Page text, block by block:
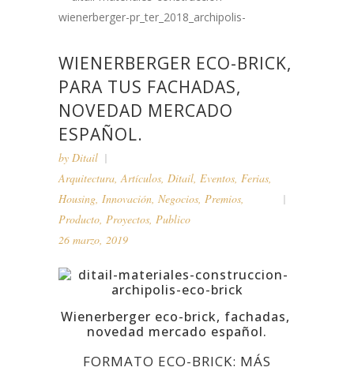
WIENERBERGER ECO-BRICK,
PARA TUS FACHADAS,
NOVEDAD MERCADO
ESPAÑOL.
by Ditail
Arquitectura,Artículos, Ditail, Eventos, Ferias,
Housing, Innovación, Negocios, Premios,
Producto, Proyectos, Publico
26 marzo, 2019
Wienerberger eco-brick, fachadas,
novedad mercado español.
FORMATO ECO-BRICK: MÁS